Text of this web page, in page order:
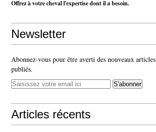
Offrez à votre cheval l'expertise dont il a besoin.
Newsletter
Abonnez-vous pour être averti des nouveaux articles
publiés.
Articles récents